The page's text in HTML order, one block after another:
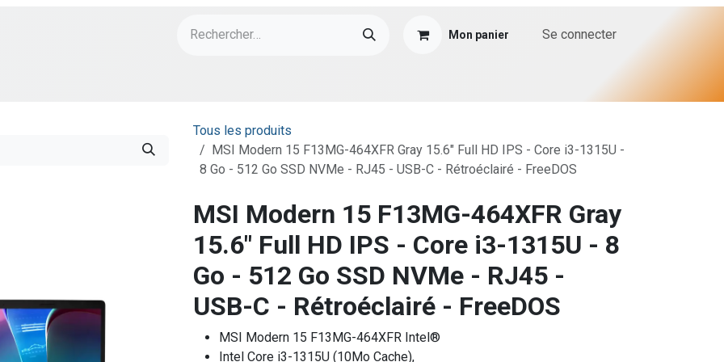
Mon panier Se connecter
Tous les produits
MSI Modern 15 F13MG-464XFR Gray 15.6" Full HD IPS - Core i3-1315U -
8 Go - 512 Go SSD NVMe - RJ45 - USB-C - Rétroéclairé - FreeDOS
MSI Modern 15 F13MG-464XFR Gray
15.6" Full HD IPS - Core i3-1315U - 8
Go - 512 Go SSD NVMe - RJ45 -
USB-C - Rétroéclairé - FreeDOS
MSI Modern 15 F13MG-464XFR Intel®
Intel Core i3-1315U (10Mo Cache),